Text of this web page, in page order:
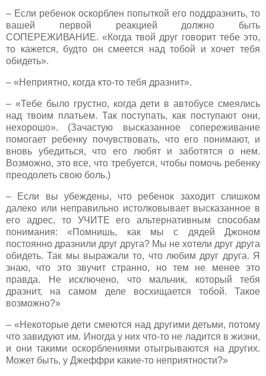
– Если ребенок оскорблен попыткой его поддразнить, то
вашей первой реакцией должно быть
СОПЕРЕЖИВАНИЕ. «Когда твой друг говорит тебе это,
то кажется, будто он смеется над тобой и хочет тебя
обидеть».
– «Неприятно, когда кто-то тебя дразнит».
– «Тебе было грустно, когда дети в автобусе смеялись
над твоим платьем. Так поступать, как поступают они,
нехорошо». (Зачастую высказанное сопереживание
помогает ребенку почувствовать, что его понимают, и
вновь убедиться, что его любят и заботятся о нем.
Возможно, это все, что требуется, чтобы помочь ребенку
преодолеть свою боль.)
– Если вы убеждены, что ребенок заходит слишком
далеко или неправильно истолковывает высказанное в
его адрес, то УЧИТЕ его альтернативным способам
понимания: «Помнишь, как мы с дядей Джоном
постоянно дразнили друг друга? Мы не хотели друг друга
обидеть. Так мы выражали то, что любим друг друга. Я
знаю, что это звучит странно, но тем не менее это
правда. Не исключено, что мальчик, который тебя
дразнит, на самом деле восхищается тобой. Такое
возможно?»
– «Некоторые дети смеются над другими детьми, потому
что завидуют им. Иногда у них что-то не ладится в жизни,
и они такими оскорблениями отыгрываются на других.
Может быть, у Джеффри какие-то неприятности?»